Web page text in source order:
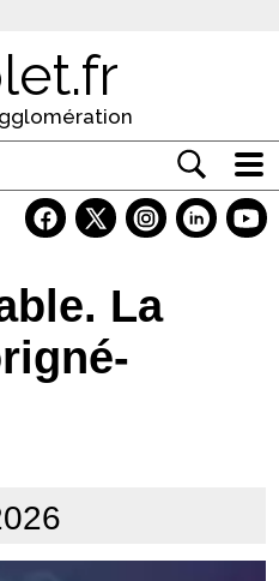
La